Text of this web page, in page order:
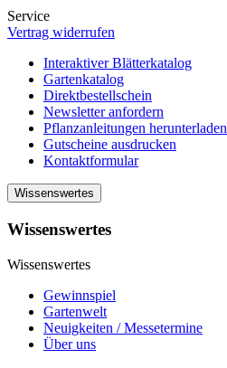
Service
Vertrag widerrufen
Interaktiver Blätterkatalog
Gartenkatalog
Direktbestellschein
Newsletter anfordern
Pflanzanleitungen herunterladen
Gutscheine ausdrucken
Kontaktformular
Wissenswertes
Wissenswertes
Wissenswertes
Gewinnspiel
Gartenwelt
Neuigkeiten / Messetermine
Über uns